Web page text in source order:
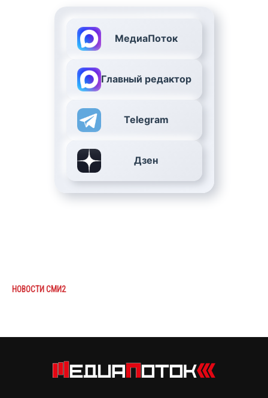
МедиаПоток
Главный редактор
Telegram
Дзен
НОВОСТИ СМИ2